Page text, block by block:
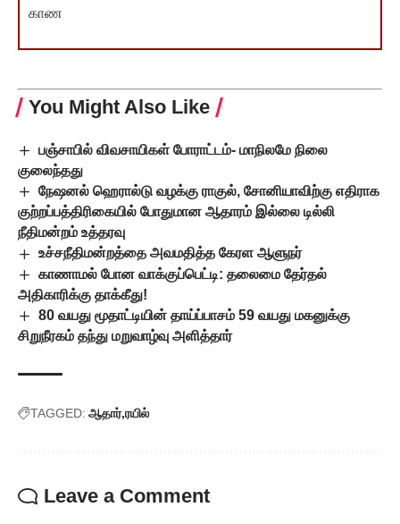
காண
You Might Also Like
பஞ்சாபில் விவசாயிகள் போராட்டம்- மாநிலமே நிலை
குலைந்தது
நேஷனல் ஹெரால்டு வழக்கு ராகுல், சோனியாவிற்கு எதிராக
குற்றப்பத்திரிகையில் போதுமான ஆதாரம் இல்லை டில்லி
நீதிமன்றம் உத்தரவு
உச்சநீதிமன்றத்தை அவமதித்த கேரள ஆளுநர்
காணாமல் போன வாக்குப்பெட்டி: தலைமை தேர்தல்
அதிகாரிக்கு தாக்கீது!
80 வயது மூதாட்டியின் தாய்ப்பாசம் 59 வயது மகனுக்கு
சிறுநீரகம் தந்து மறுவாழ்வு அளித்தார்
TAGGED: ஆதார் ரயில்
Leave a Comment